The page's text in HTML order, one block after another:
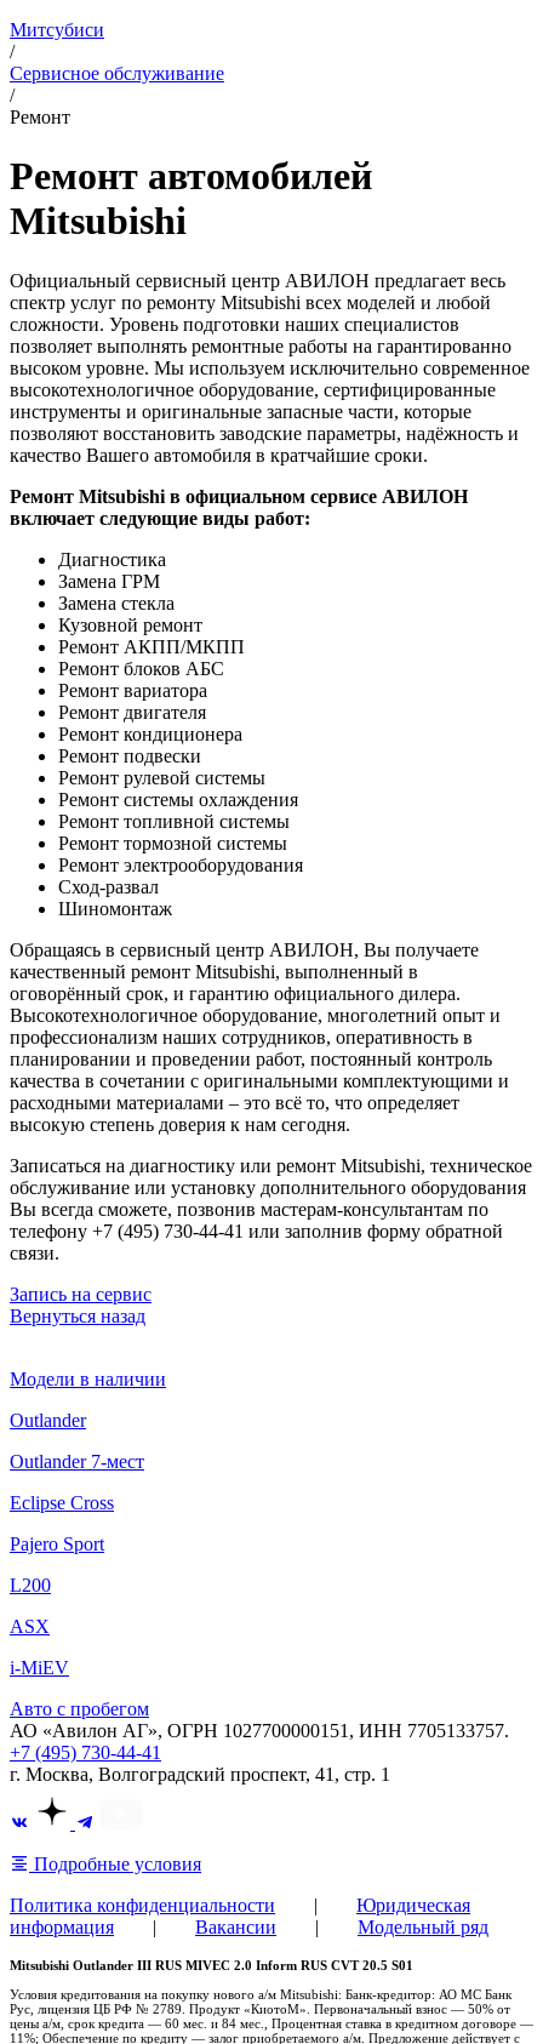
Митсубиси
/
Сервисное обслуживание
/
Ремонт
Ремонт автомобилей
Mitsubishi
Официальный сервисный центр АВИЛОН предлагает весь
спектр услуг по ремонту Mitsubishi всех моделей и любой
сложности. Уровень подготовки наших специалистов
позволяет выполнять ремонтные работы на гарантированно
высоком уровне. Мы используем исключительно современное
высокотехнологичное оборудование, сертифицированные
инструменты и оригинальные запасные части, которые
позволяют восстановить заводские параметры, надёжность и
качество Вашего автомобиля в кратчайшие сроки.
Ремонт Mitsubishi в официальном сервисе АВИЛОН
включает следующие виды работ:
Диагностика
Замена ГРМ
Замена стекла
Кузовной ремонт
Ремонт АКПП/МКПП
Ремонт блоков АБС
Ремонт вариатора
Ремонт двигателя
Ремонт кондиционера
Ремонт подвески
Ремонт рулевой системы
Ремонт системы охлаждения
Ремонт топливной системы
Ремонт тормозной системы
Ремонт электрооборудования
Сход-развал
Шиномонтаж
Обращаясь в сервисный центр АВИЛОН, Вы получаете
качественный ремонт Mitsubishi, выполненный в
оговорённый срок, и гарантию официального дилера.
Высокотехнологичное оборудование, многолетний опыт и
профессионализм наших сотрудников, оперативность в
планировании и проведении работ, постоянный контроль
качества в сочетании с оригинальными комплектующими и
расходными материалами – это всё то, что определяет
высокую степень доверия к нам сегодня.
Записаться на диагностику или ремонт Mitsubishi, техническое
обслуживание или установку дополнительного оборудования
Вы всегда сможете, позвонив мастерам-консультантам по
телефону +7 (495) 730-44-41 или заполнив форму обратной
связи.
Запись на сервис
Вернуться назад
Модели в наличии
Outlander
Outlander 7-мест
Eclipse Cross
Pajero Sport
L200
ASX
i-MiEV
Авто с пробегом
АО «Авилон АГ», ОГРН 1027700000151, ИНН 7705133757.
+7 (495) 730-44-41
г. Москва, Волгоградский проспект, 41, стр. 1
Подробные условия
Политика конфиденциальности | Юридическая
информация | Вакансии | Модельный ряд
Mitsubishi Outlander III RUS MIVEC 2.0 Inform RUS CVT 20.5 S01
Условия кредитования на покупку нового а/м Mitsubishi: Банк-кредитор: АО МС Банк
Рус, лицензия ЦБ РФ № 2789. Продукт «КиотоМ». Первоначальный взнос — 50% от
цены а/м, срок кредита — 60 мес. и 84 мес., Процентная ставка в кредитном договоре —
11%; Обеспечение по кредиту — залог приобретаемого а/м. Предложение действует с